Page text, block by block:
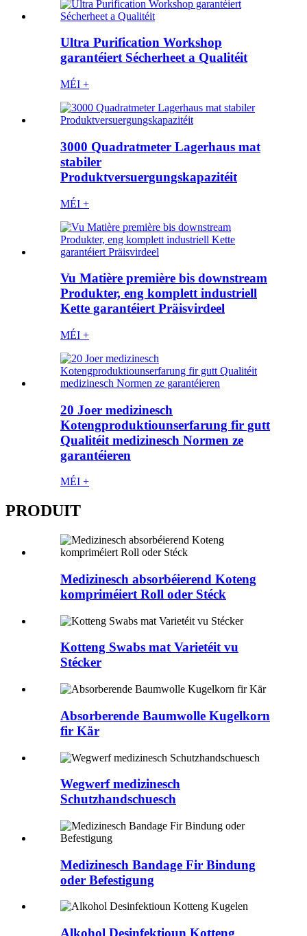
Ultra Purification Workshop
garantéiert Sécherheet a Qualitéit
MÉI +
3000 Quadratmeter Lagerhaus mat
stabiler
Produktversuergungskapazitéit
MÉI +
Vu Matière première bis downstream
Produkter, eng komplett industriell
Kette garantéiert Präisvirdeel
MÉI +
20 Joer medizinesch
Kotengproduktiounserfarung fir gutt
Qualitéit medizinesch Normen ze
garantéieren
MÉI +
PRODUIT
Medizinesch absorbéierend Koteng
kompriméiert Roll oder Stéck
Kotteng Swabs mat Varietéit vu
Stécker
Absorberende Baumwolle Kugelkorn
fir Kär
Wegwerf medizinesch
Schutzhandschuesch
Medizinesch Bandage Fir Bindung
oder Befestigung
Alkohol Desinfektioun Kotteng